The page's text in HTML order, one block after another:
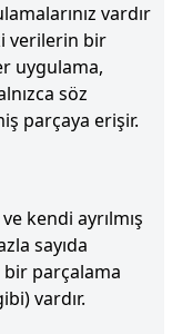
vardır
verilerin bir
uygulama,
söz
parçaya erişir.
kendi ayrılmış
sayıda
parçalama
vardır.